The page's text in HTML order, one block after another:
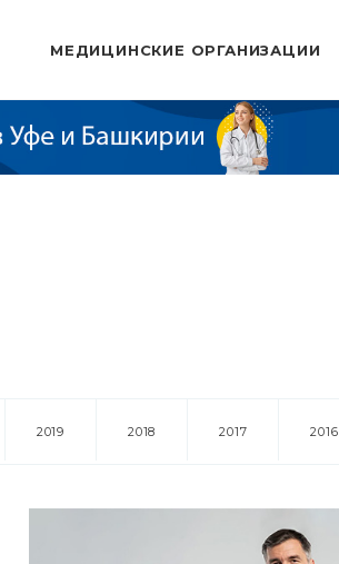
МЕДИЦИНСКИЕ ОРГАНИЗАЦИИ
2019 2018 2017 2016